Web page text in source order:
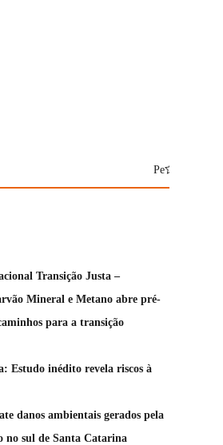
Transição Justa –
Mineral e Metano abre pré-
para a transição
Estudo inédito revela riscos à
danos ambientais gerados pela
no sul de Santa Catarina